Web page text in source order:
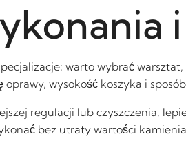
warto wybrać
oprawy, wysokość koszyka i
regulacji lub czyszczenia,
bez utraty wartości